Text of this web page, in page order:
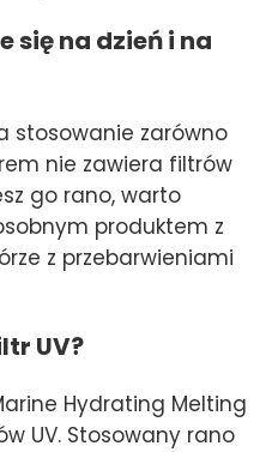
się na dzień i na
stosowanie zarówno
nie zawiera filtrów
go rano, warto
produktem z
z przebarwieniami
UV?
Hydrating Melting
UV. Stosowany rano